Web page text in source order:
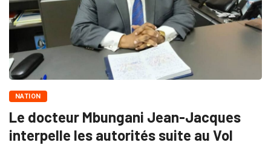
NATION
Le docteur Mbungani Jean-Jacques
interpelle les autorités suite au Vol